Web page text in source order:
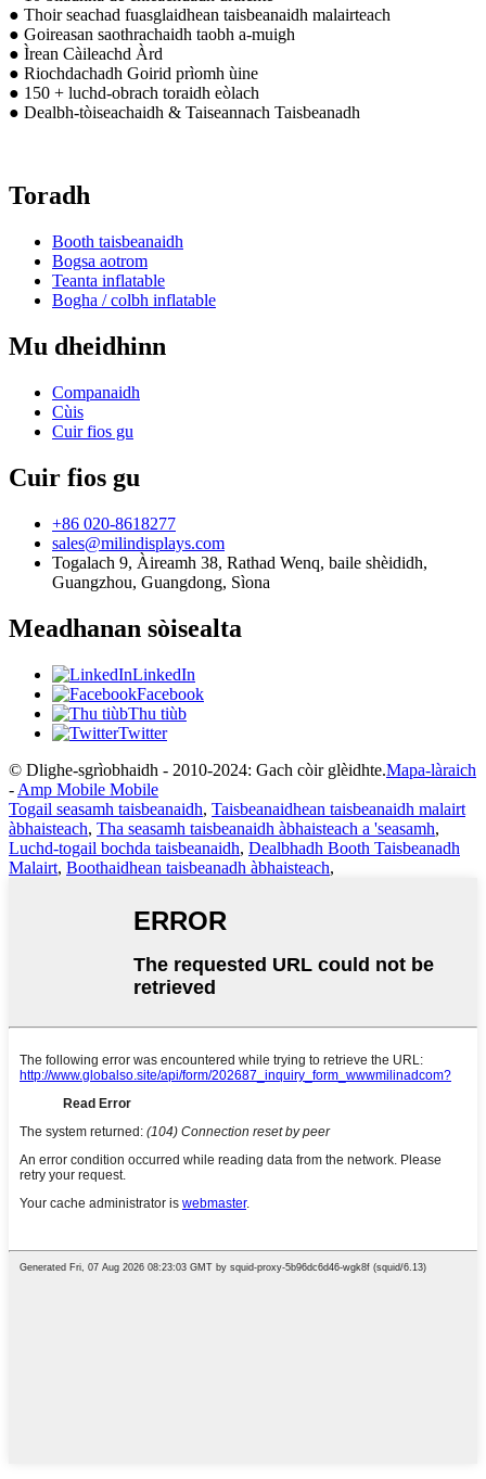
● Thoir seachad fuasglaidhean taisbeanaidh malairteach
● Goireasan saothrachaidh taobh a-muigh
● Ìrean Càileachd Àrd
● Riochdachadh Goirid prìomh ùine
● 150 + luchd-obrach toraidh eòlach
● Dealbh-tòiseachaidh & Taiseannach Taisbeanadh
Toradh
Booth taisbeanaidh
Bogsa aotrom
Teanta inflatable
Bogha / colbh inflatable
Mu dheidhinn
Companaidh
Cùis
Cuir fios gu
Cuir fios gu
+86 020-8618277
sales@milindisplays.com
Togalach 9, Àireamh 38, Rathad Wenq, baile shèididh,
Guangzhou, Guangdong, Sìona
Meadhanan sòisealta
LinkedIn
Facebook
Thu tiùb
Twitter
© Dlighe-sgrìobhaidh - 2010-2024: Gach còir glèidhte.Mapa-làraich
- Amp Mobile Mobile
Togail seasamh taisbeanaidh, Taisbeanaidhean taisbeanaidh malairt
àbhaisteach, Tha seasamh taisbeanaidh àbhaisteach a 'seasamh,
Luchd-togail bochda taisbeanaidh, Dealbhadh Booth Taisbeanadh
Malairt, Boothaidhean taisbeanadh àbhaisteach,